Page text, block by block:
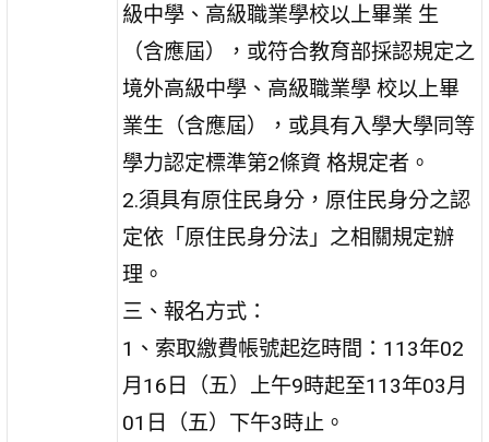
級中學、高級職業學校以上畢業 生
（含應屆），或符合教育部採認規定之
境外高級中學、高級職業學 校以上畢
業生（含應屆），或具有入學大學同等
學力認定標準第2條資 格規定者。
2.須具有原住民身分，原住民身分之認
定依「原住民身分法」之相關規定辦
理。
三、報名方式：
1、索取繳費帳號起迄時間：113年02
月16日（五）上午9時起至113年03月
01日（五）下午3時止。